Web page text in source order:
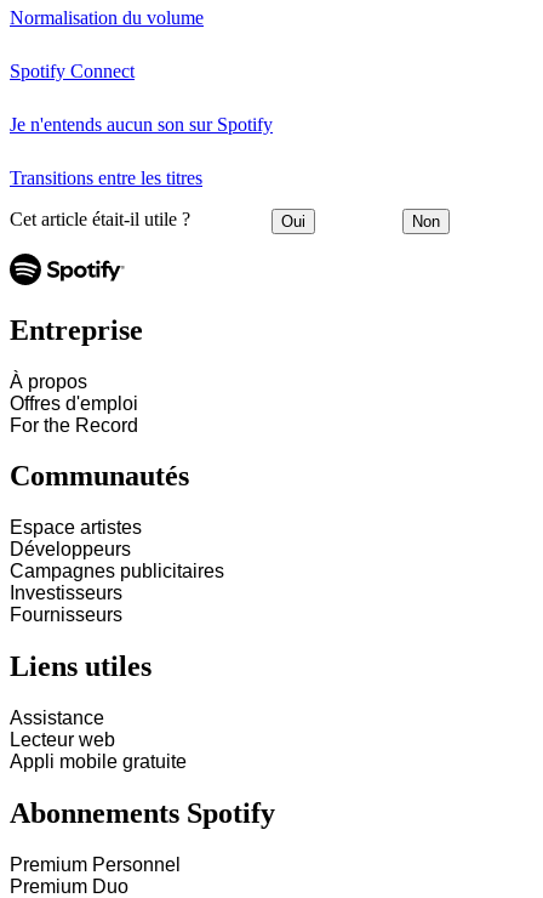
Normalisation du volume
Spotify Connect
Je n'entends aucun son sur Spotify
Transitions entre les titres
Cet article était-il utile ? Oui Non
Entreprise
À propos
Offres d'emploi
For the Record
Communautés
Espace artistes
Développeurs
Campagnes publicitaires
Investisseurs
Fournisseurs
Liens utiles
Assistance
Lecteur web
Appli mobile gratuite
Abonnements Spotify
Premium Personnel
Premium Duo